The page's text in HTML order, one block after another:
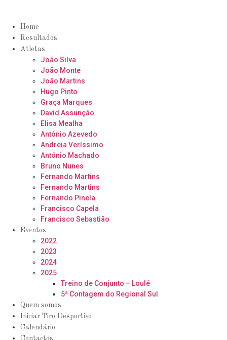
Home
Resultados
Atletas
João Silva
João Monte
João Martins
Hugo Pinto
Graça Marques
David Assunção
Elisa Mealha
António Azevedo
Andreia Veríssimo
António Machado
Bruno Nunes
Fernando Martins
Fernando Martins
Fernando Pinela
Francisco Capela
Francisco Sebastião
Eventos
2022
2023
2024
2025
Treino de Conjunto – Loulé
5ª Contagem do Regional Sul
Quem somos
Iniciar Tiro Desportivo
Calendário
Contactos